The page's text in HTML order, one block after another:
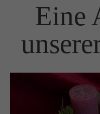
Eine